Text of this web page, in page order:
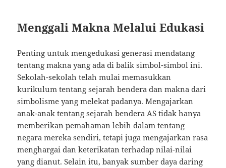
Menggali Makna Melalui Edukasi
Penting untuk mengedukasi generasi mendatang
tentang makna yang ada di balik simbol-simbol ini.
Sekolah-sekolah telah mulai memasukkan
kurikulum tentang sejarah bendera dan makna dari
simbolisme yang melekat padanya. Mengajarkan
anak-anak tentang sejarah bendera AS tidak hanya
memberikan pemahaman lebih dalam tentang
negara mereka sendiri, tetapi juga mengajarkan rasa
menghargai dan keterikatan terhadap nilai-nilai
yang dianut. Selain itu, banyak sumber daya daring